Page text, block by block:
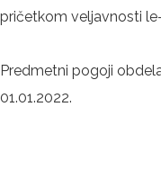
pričetkom veljavnosti
Predmetni pogoji
01.01.2022.